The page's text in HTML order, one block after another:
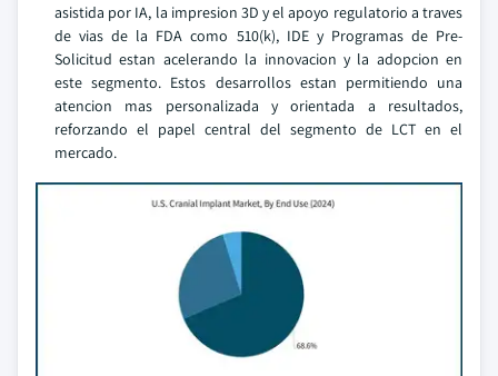
asistida por IA, la impresion 3D y el apoyo regulatorio a traves
de vias de la FDA como 510(k), IDE y Programas de Pre-
Solicitud estan acelerando la innovacion y la adopcion en
este segmento. Estos desarrollos estan permitiendo una
atencion mas personalizada y orientada a resultados,
reforzando el papel central del segmento de LCT en el
mercado.